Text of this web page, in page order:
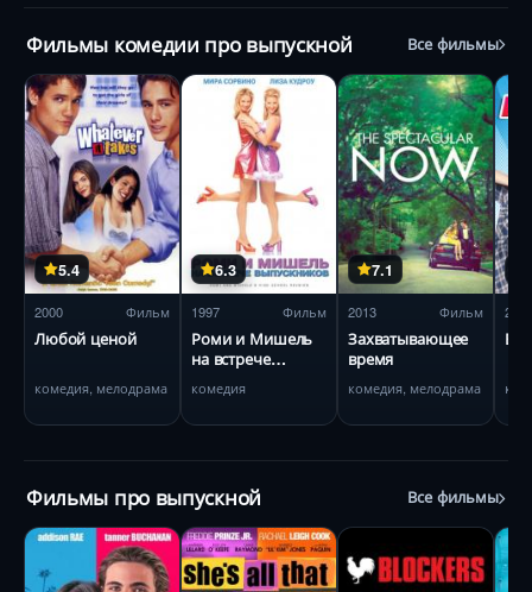
Фильмы комедии про выпускной Все фильмы
5.4
2000 Фильм
Любой ценой
комедия, мелодрама
6.3
1997 Фильм
Роми и Мишель
на встрече
комедия
7.1
2013 Фильм
Захватывающее
время
комедия, мелодрама
2012
Фильмы про выпускной Все фильмы